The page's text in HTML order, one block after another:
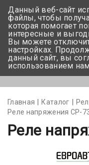
Главная Каталог
Реле напряжения СР-
Реле
Данный веб-сайт
файлы, чтобы
которая помогает
интересные и
Вы можете
настройках.
данный сайт, вы
использованием